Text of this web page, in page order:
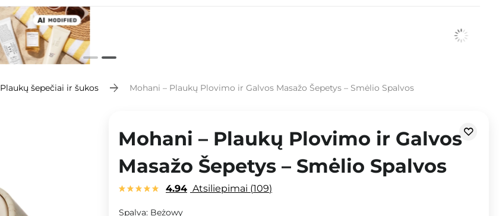
Plaukų šepečiai ir šukos Mohani – Plaukų Plovimo ir Galvos Masažo Šepetys – Smėlio Spalvos
Mohani – Plaukų Plovimo ir Galvos
Masažo Šepetys – Smėlio Spalvos
4.94 Atsiliepimai 109
Spalva: Beżowy